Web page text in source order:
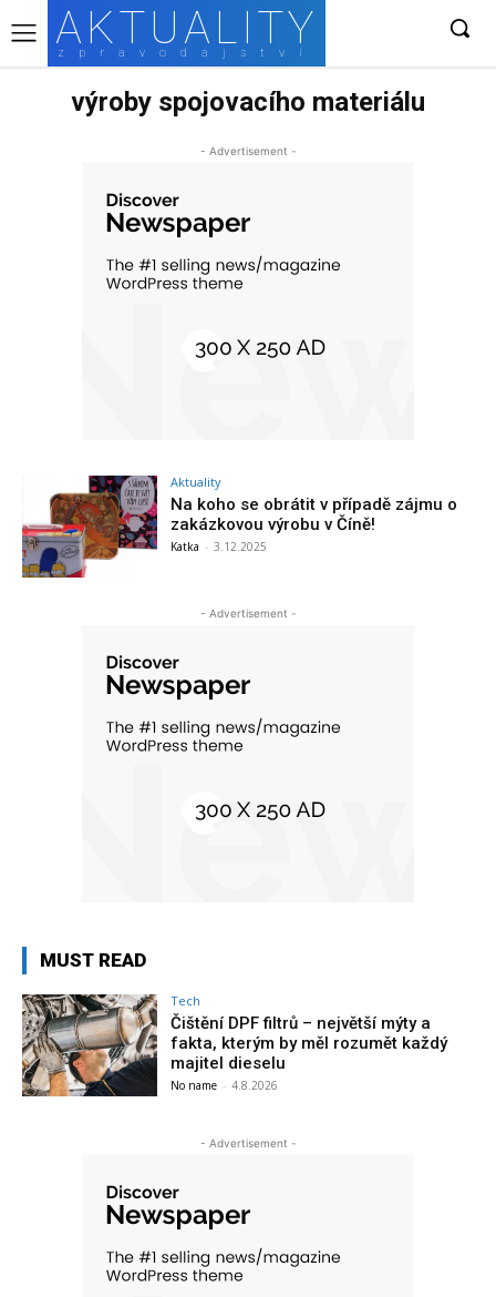
AKTUALITY
zpravodajství
výroby spojovacího materiálu
- Advertisement -
Aktuality
Na koho se obrátit v případě zájmu o
zakázkovou výrobu v Číně!
Katka - 3.12.2025
- Advertisement -
MUST READ
Tech
Čištění DPF filtrů – největší mýty a
fakta, kterým by měl rozumět každý
majitel dieselu
No name - 4.8.2026
- Advertisement -